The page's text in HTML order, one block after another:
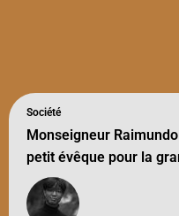
Société
Monseigneur
petit évêque pour la